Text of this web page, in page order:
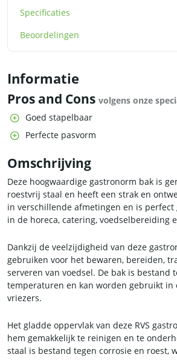
Specificaties
Beoordelingen
Informatie
Pros and Cons volgens onze
Goed stapelbaar
Perfecte pasvorm
Omschrijving
Deze hoogwaardige gastronorm bak is
roestvrij staal en heeft een strak en
in verschillende afmetingen en is perfect
in de horeca, catering, voedselbereiding
Dankzij de veelzijdigheid van deze
gebruiken voor het bewaren, bereiden,
serveren van voedsel. De bak is bestand
temperaturen en kan worden gebruikt in
vriezers.
Het gladde oppervlak van deze RVS
hem gemakkelijk te reinigen en te
staal is bestand tegen corrosie en roest,